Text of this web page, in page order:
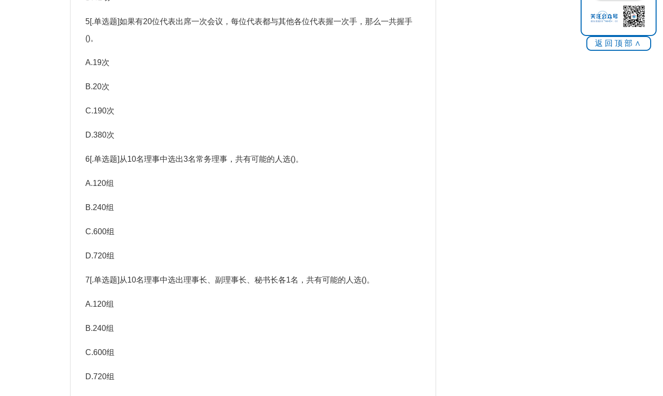
返回顶部∧
5[.单选题]如果有20位代表出席一次会议，每位代表都与其他各位代表握一次手，那么一共握手
()。
A.19次
B.20次
C.190次
D.380次
6[.单选题]从10名理事中选出3名常务理事，共有可能的人选()。
A.120组
B.240组
C.600组
D.720组
7[.单选题]从10名理事中选出理事长、副理事长、秘书长各1名，共有可能的人选()。
A.120组
B.240组
C.600组
D.720组